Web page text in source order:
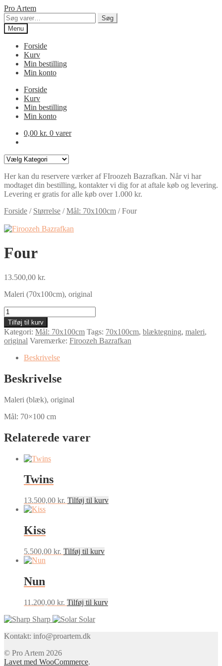
Spring
til
navigation
Spring
til
indhold
Pro Artem
Søg
efter:
Søg
Menu
Forside
Kurv
Min bestilling
Min konto
Forside
Kurv
Min bestilling
Min konto
0,00 kr. 0 varer
Varekategorier
Her kan du reservere værker af FIroozeh Bazrafkan. Når vi har
modtaget din bestilling, kontakter vi dig for at aftale køb og levering.
Levering er gratis for alle køb over 1.000 kr.
Forside / Størrelse /Mål: 70x100cm /Four
Four
13.500,00 kr.
Maleri (70x100cm), original
Four
antal
Tilføj til kurv
Kategori: Mål: 70x100cm Tags: 70x100cm, blæktegning, maleri,
original Varemærke: Firoozeh Bazrafkan
Beskrivelse
Beskrivelse
Maleri (blæk), original
Mål: 70×100 cm
Relaterede varer
Twins
13.500,00 kr. Tilføj til kurv
Kiss
5.500,00 kr. Tilføj til kurv
Nun
11.200,00 kr. Tilføj til kurv
Sharp
Solar
Kontakt: info@proartem.dk
© Pro Artem 2026
Lavet med WooCommerce.